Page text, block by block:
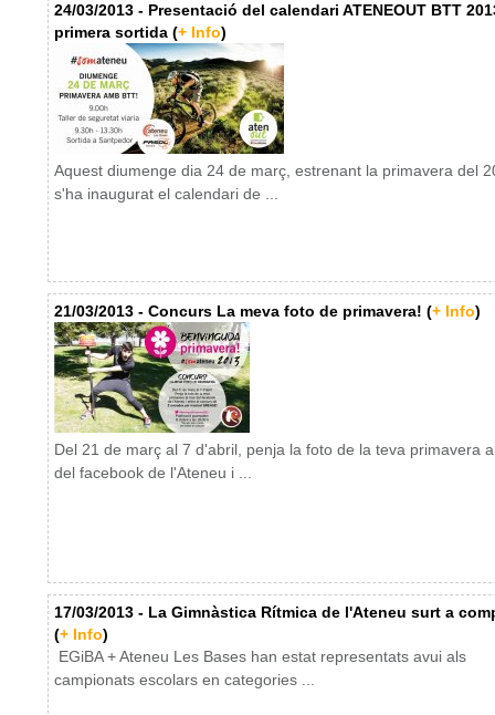
24/03/2013 - Presentació del calendari ATENEOUT BTT
primera sortida (+ Info)
Aquest diumenge dia 24 de març, estrenant la primavera del
s'ha inaugurat el calendari de ...
21/03/2013 - Concurs La meva foto de primavera! (+ Info)
Del 21 de març al 7 d'abril, penja la foto de la teva primavera
del facebook de l'Ateneu i ...
17/03/2013 - La Gimnàstica Rítmica de l'Ateneu surt a
(+ Info)
EGiBA + Ateneu Les Bases han estat representats avui als
campionats escolars en categories ...